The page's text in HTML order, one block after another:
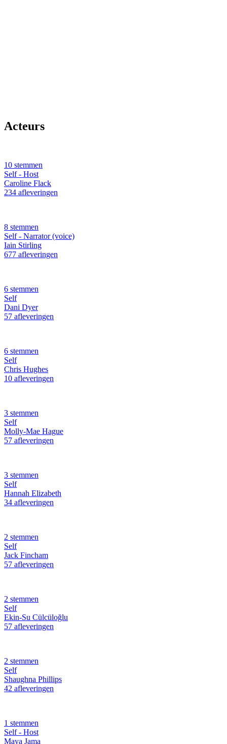
Acteurs
10 stemmen
Self - Host
Caroline Flack
234 afleveringen
8 stemmen
Self - Narrator (voice)
Iain Stirling
677 afleveringen
6 stemmen
Self
Dani Dyer
57 afleveringen
6 stemmen
Self
Chris Hughes
10 afleveringen
3 stemmen
Self
Molly-Mae Hague
57 afleveringen
3 stemmen
Self
Hannah Elizabeth
34 afleveringen
2 stemmen
Self
Jack Fincham
57 afleveringen
2 stemmen
Self
Ekin-Su Cülcüloğlu
57 afleveringen
2 stemmen
Self
Shaughna Phillips
42 afleveringen
1 stemmen
Self - Host
Maya Jama